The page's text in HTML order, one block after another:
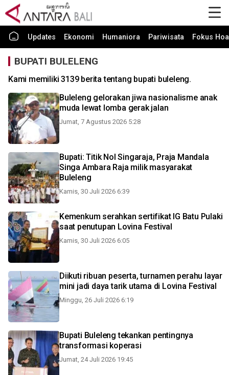
Updates Ekonomi Humaniora Pariwisata Fokus
BUPATI BULELENG
Kami memiliki 3139 berita tentang bupati buleleng.
Buleleng gelorakan jiwa nasionalisme anak
muda lewat lomba gerak jalan
Jumat, 7 Agustus 2026 5:28
Bupati: Titik Nol Singaraja, Praja Mandala
Singa Ambara Raja milik masyarakat
Buleleng
Kamis, 30 Juli 2026 6:39
Kemenkum serahkan sertifikat IG Batu Pulaki
saat penutupan Lovina Festival
Kamis, 30 Juli 2026 6:05
Diikuti ribuan peserta, turnamen perahu layar
mini jadi daya tarik utama di Lovina Festival
Minggu, 26 Juli 2026 6:19
Bupati Buleleng tekankan pentingnya
transformasi koperasi
Jumat, 24 Juli 2026 19:45